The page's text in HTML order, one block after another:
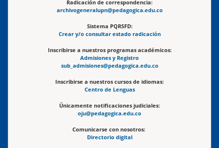
Radicación de correspondencia:
archivogeneralupn@pedagogica.edu.co
Sistema PQRSFD:
Crear y/o consultar estado radicación
Inscribirse a nuestros programas académicos:
Admisiones y Registro
sub_admisiones@pedagogica.edu.co
Inscribirse a nuestros cursos de idiomas:
Centro de Lenguas
Únicamente notificaciones judiciales:
oju@pedagogica.edu.co
Comunicarse con nosotros:
Directorio digital